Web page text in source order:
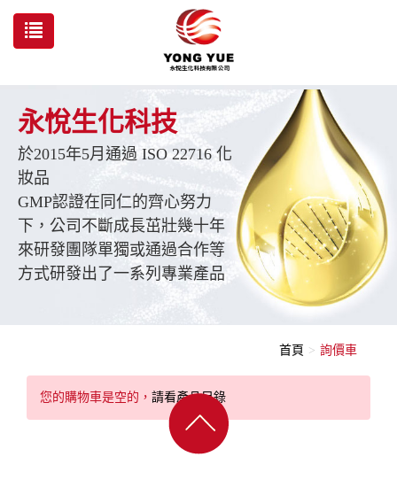
永悅生化科技
於2015年5月通過 ISO 22716 化
妝品
GMP認證在同仁的齊心努力
下，公司不斷成長茁壯幾十年
來研發團隊單獨或通過合作等
方式研發出了一系列專業產品
首頁 詢價車
您的購物車是空的， 請看產品目錄